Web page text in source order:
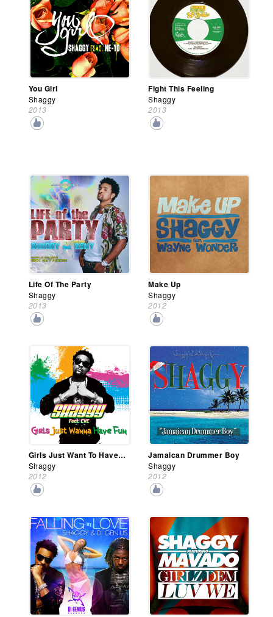
You Girl
Shaggy
2013
Fight This Feeling
Shaggy
2013
Life Of The Party
Shaggy
2013
Make Up
Shaggy
2012
Girls Just Want To Have Fun
Shaggy
2012
Jamaican Drummer Boy
Shaggy
2012